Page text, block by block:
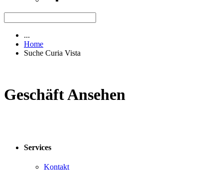
...
Home
Suche Curia Vista
Geschäft Ansehen
Services
Kontakt